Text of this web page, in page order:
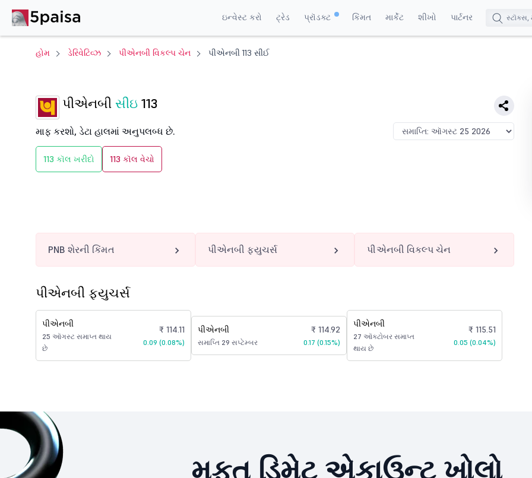
ઇન્વેસ્ટ કરો ટ્રેડ પ્રૉડક્ટ કિંમત માર્કેટ શીખો પાર્ટનર
હોમ ડેરિવેટિવ્ઝ પીએનબી વિકલ્પ ચેન પીએનબી 113 સીઈ
પીએનબી સીઇ 113
માફ કરશો, ડેટા હાલમાં અનુપલબ્ધ છે.
113 કૉલ ખરીદો 113 કૉલ વેચો
PNB શેરની કિંમત પીએનબી ફ્યુચર્સ પીએનબી વિકલ્પ ચેન
પીએનબી ફ્યુચર્સ
પીએનબી
25 ઑગસ્ટ સમાપ્ત થાય
છે
₹ 114.11
0.09 (0.08%)
પીએનબી
સમાપ્તિ 29 સપ્ટેમ્બર
₹ 114.92
0.17 (0.15%)
પીએનબી
27 ઑક્ટોબર સમાપ્ત
થાય છે
₹ 115.51
0.05 (0.04%)
મફત ડિમેટ એકાઉન્ટ ખોલો